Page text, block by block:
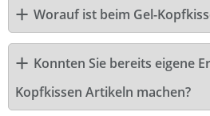
Worauf ist beim Gel-
Konnten Sie bereits eigene
Kopfkissen Artikeln machen?